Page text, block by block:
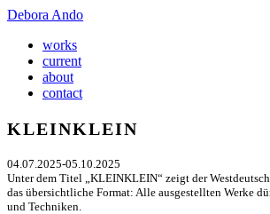
Debora Ando
works
current
about
contact
KLEINKLEIN
04.07.2025-05.10.2025
Unter dem Titel „KLEINKLEIN“ zeigt der
das übersichtliche Format: Alle ausgestellten Werke
und Techniken.